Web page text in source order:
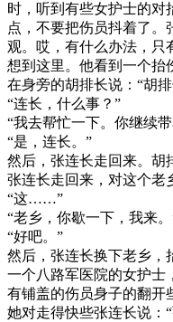
时，听到有些女护士的对
点，不要把伤员抖着了。
观。哎，有什么办法，只
想到这里。他看到一个抬
在身旁的胡排长说：“胡
“连长，什么事？”
“我去帮忙一下。你继续
“是，连长。”
然后，张连长走回来。胡
张连长走回来，对这个老
“这……”
“老乡，你歇一下，我来
“好吧。”
然后，张连长换下老乡，
一个八路军医院的女护士
有铺盖的伤员身子的翻开
她对走得快些张连长说：